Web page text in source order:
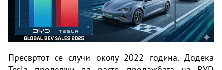
Пресвртот се случи околу 2022 година. Додека